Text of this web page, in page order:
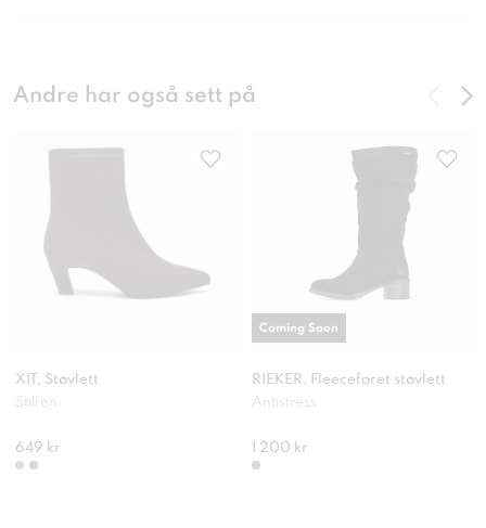
Andre har også sett på
XIT, Støvlett
Stilren
649 kr
RIEKER, Fleeceforet støvlett
Antistress
1 200 kr
Coming Soon